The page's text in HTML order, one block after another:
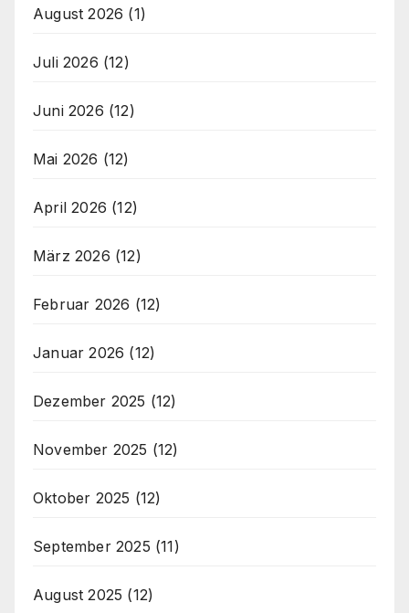
August 2026 (1)
Juli 2026 (12)
Juni 2026 (12)
Mai 2026 (12)
April 2026 (12)
März 2026 (12)
Februar 2026 (12)
Januar 2026 (12)
Dezember 2025 (12)
November 2025 (12)
Oktober 2025 (12)
September 2025 (11)
August 2025 (12)